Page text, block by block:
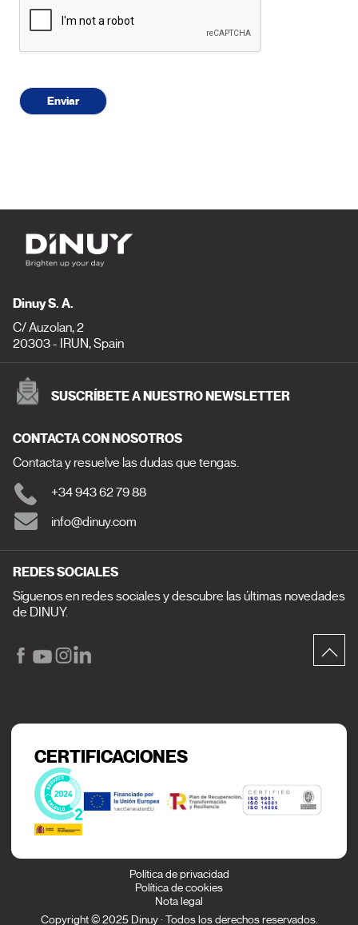
Enviar
Dinuy S. A.
C/ Auzolan, 2
20303 - IRUN, Spain
SUSCRÍBETE A NUESTRO NEWSLETTER
CONTACTA CON NOSOTROS
Contacta y resuelve las dudas que tengas.
+34 943 62 79 88
info@dinuy.com
REDES SOCIALES
Síguenos en redes sociales y descubre las últimas novedades
de DINUY.
CERTIFICACIONES
Política de privacidad
Política de cookies
Nota legal
Copyright © 2025 Dinuy · Todos los derechos reservados.